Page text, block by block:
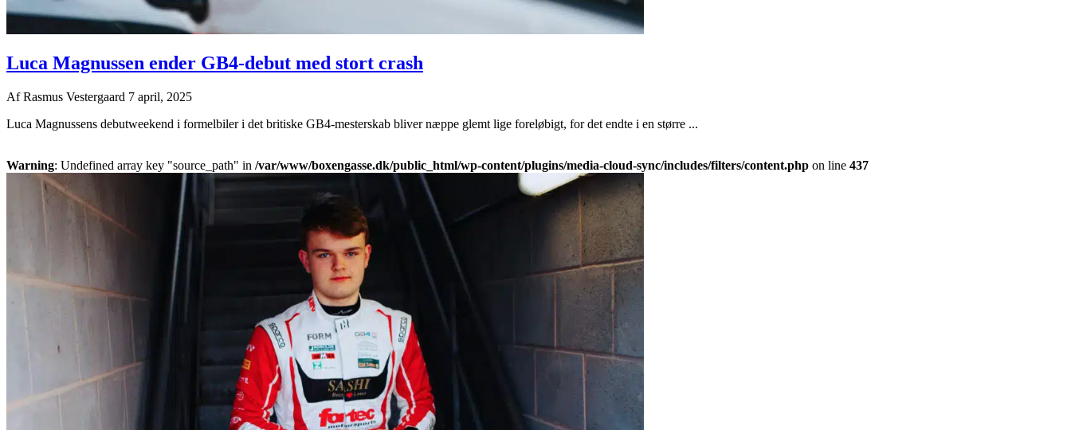
Luca Magnussen ender GB4-debut med stort crash
AfRasmus Vestergaard 7 april, 2025
Luca Magnussens debutweekend i formelbiler i det britiske GB4-mesterskab bliver næppe glemt lige foreløbigt, for det endte i en større ...
Warning: Undefined array key "source_path" in /var/www/boxengasse.dk/public_html/wp-content/plugins/media-cloud-sync/includes/filters/content.php on line 437